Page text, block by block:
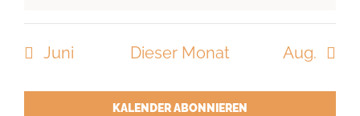
Juni Dieser Monat Aug.
KALENDER ABONNIEREN